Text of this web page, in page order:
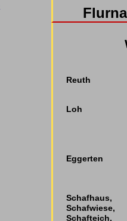
Reuth
Loh
Eggerten
Schafhaus,
Schafwiese,
Schafteich,